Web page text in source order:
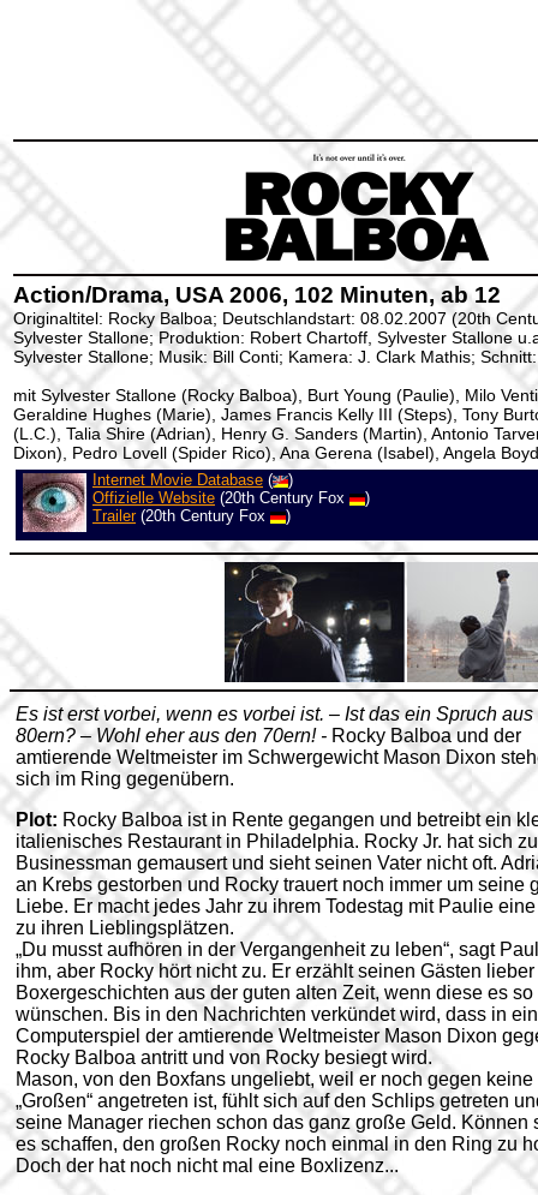
Action/Drama, USA 2006, 102 Minuten, ab 12
Originaltitel: Rocky Balboa; Deutschlandstart: 08.02.2007 (20th
Sylvester Stallone; Produktion: Robert Chartoff, Sylvester Stallone
Sylvester Stallone; Musik: Bill Conti; Kamera: J. Clark Mathis;
mit Sylvester Stallone (Rocky Balboa), Burt Young (Paulie), Milo
Geraldine Hughes (Marie), James Francis Kelly III (Steps), Tony
(L.C.), Talia Shire (Adrian), Henry G. Sanders (Martin), Antonio
Dixon), Pedro Lovell (Spider Rico), Ana Gerena (Isabel), Angela
Internet Movie Database (
)
Offizielle Website (20th Century Fox
)
Trailer(20th Century Fox )
Es ist erst vorbei, wenn es vorbei ist. – Ist das ein Spruch aus
80ern? – Wohl eher aus den 70ern! - Rocky Balboa und der
amtierende Weltmeister im Schwergewicht Mason Dixon
sich im Ring gegenübern.
Plot: Rocky Balboa ist in Rente gegangen und betreibt ein
italienisches Restaurant in Philadelphia. Rocky Jr. hat sich
Businessman gemausert und sieht seinen Vater nicht oft.
an Krebs gestorben und Rocky trauert noch immer um seine
Liebe. Er macht jedes Jahr zu ihrem Todestag mit Paulie eine
zu ihren Lieblingsplätzen.
„Du musst aufhören in der Vergangenheit zu leben“, sagt
ihm, aber Rocky hört nicht zu. Er erzählt seinen Gästen lieber
Boxergeschichten aus der guten alten Zeit, wenn diese es so
wünschen. Bis in den Nachrichten verkündet wird, dass in
Computerspiel der amtierende Weltmeister Mason Dixon
Rocky Balboa antritt und von Rocky besiegt wird.
Mason, von den Boxfans ungeliebt, weil er noch gegen keine
„Großen“ angetreten ist, fühlt sich auf den Schlips getreten
seine Manager riechen schon das ganz große Geld. Können
es schaffen, den großen Rocky noch einmal in den Ring zu
Doch der hat noch nicht mal eine Boxlizenz...